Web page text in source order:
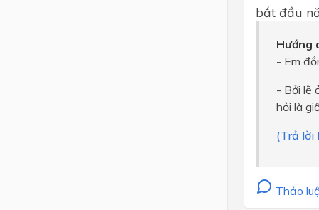
bắt đầu
Hướng
- Em
- Bởi lẽ
hỏi là
(Trả lời
Thảo